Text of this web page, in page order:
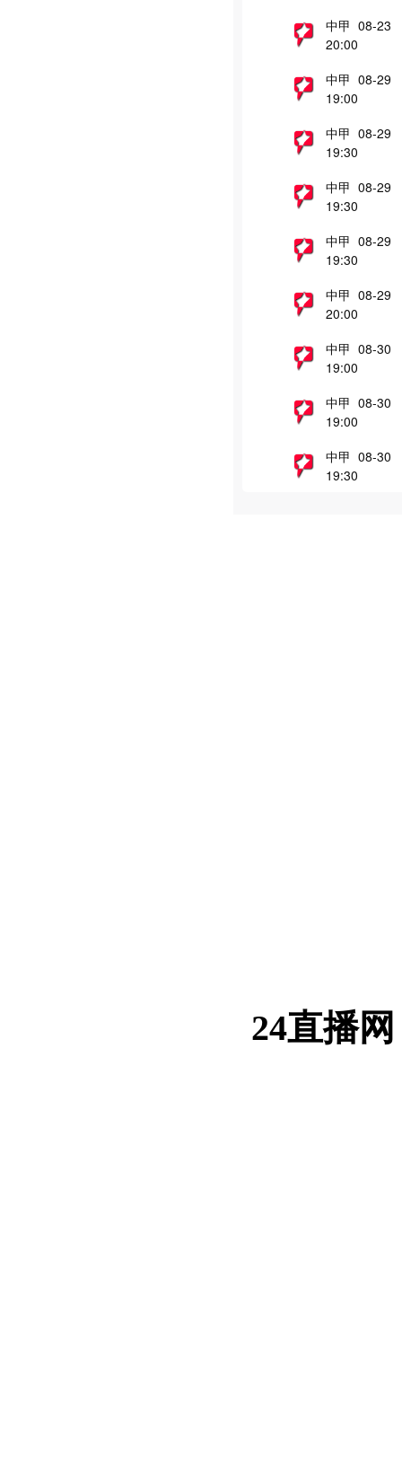
中甲 08-23
20:00
中甲 08-29
19:00
中甲 08-29
19:30
中甲 08-29
19:30
中甲 08-29
19:30
中甲 08-29
20:00
中甲 08-30
19:00
中甲 08-30
19:00
中甲 08-30
19:30
24直播网